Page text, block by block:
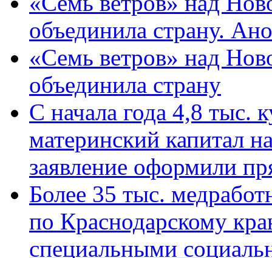
объединила страну.
«Семь ветров» над
объединила страну
С начала года 4,8 тыс.
материнский капитал
заявление оформили
Более 35 тыс.
по Краснодарскому
специальными